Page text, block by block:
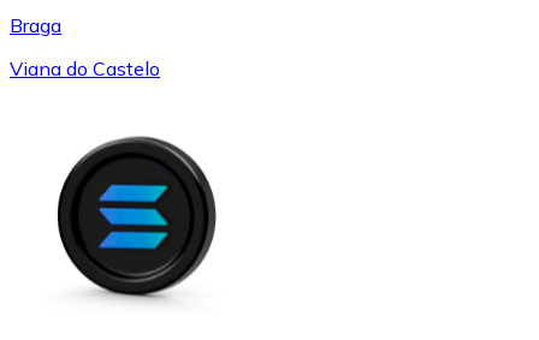
Braga
Viana do Castelo